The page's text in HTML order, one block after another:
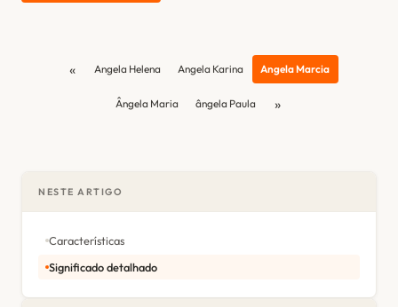
« Angela Helena Angela Karina Angela Marcia
Ângela Maria ângela Paula »
NESTE ARTIGO
Características
Significado detalhado